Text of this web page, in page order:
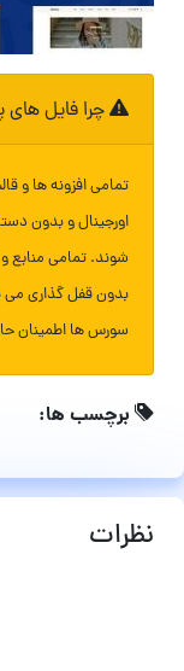
چرا فایل
تمامی افزونه ها و
اورجینال و بدون
شوند. تمامی منابع
بدون قفل گذاری می
سورس ها اطمینان
برچسب ها:
نظرات